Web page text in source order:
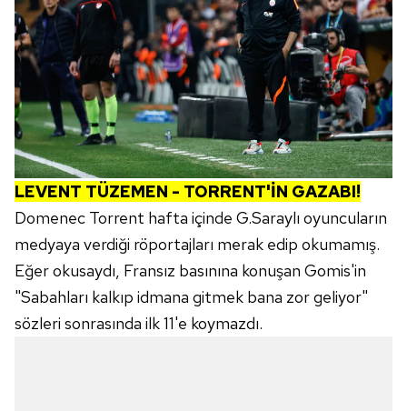
LEVENT TÜZEMEN - TORRENT'İN GAZABI!
Domenec Torrent hafta içinde G.Saraylı oyuncuların
medyaya verdiği röportajları merak edip okumamış.
Eğer okusaydı, Fransız basınına konuşan Gomis'in
"Sabahları kalkıp idmana gitmek bana zor geliyor"
sözleri sonrasında ilk 11'e koymazdı.